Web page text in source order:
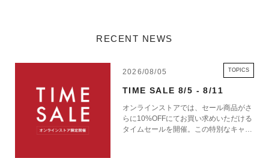
RECENT NEWS
2026/08/05 TOPICS
TIME SALE 8/5 - 8/11
オンラインストアでは、セール商品がさ
らに10%OFFにてお買い求めいただける
タイムセールを開催。この特別なキャン